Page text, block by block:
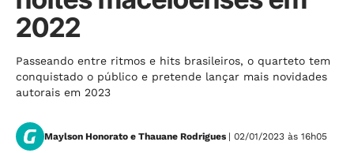
2022
Passeando entre ritmos e hits brasileiros, o quarteto tem
conquistado o público e pretende lançar mais novidades
autorais em 2023
Maylson Honorato e Thauane Rodrigues | 02/01/2023 às 16h05